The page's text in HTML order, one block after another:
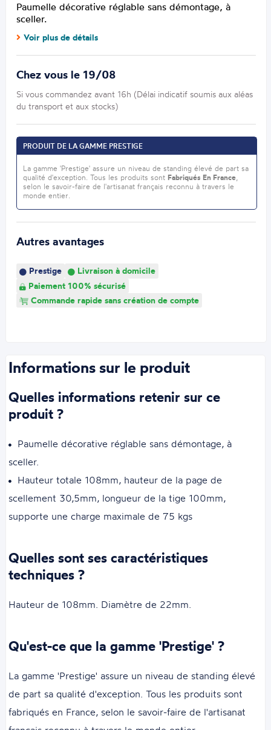
Paumelle décorative réglable sans démontage, à
sceller.
Voir plus de détails
Chez vous le 19/08
Si vous commandez avant 16h (Délai indicatif soumis aux aléas
du transport et aux stocks)
PRODUIT DE LA GAMME PRESTIGE
La gamme 'Prestige' assure un niveau de standing élevé de part sa
qualité d'exception. Tous les produits sont Fabriqués En France,
selon le savoir-faire de l'artisanat français reconnu à travers le
monde entier.
Autres avantages
Prestige
Livraison à domicile
Paiement 100% sécurisé
Commande rapide sans création de compte
Informations sur le produit
Quelles informations retenir sur ce
produit ?
Paumelle décorative réglable sans démontage, à
sceller.
Hauteur totale 108mm, hauteur de la page de
scellement 30,5mm, longueur de la tige 100mm,
supporte une charge maximale de 75 kgs
Quelles sont ses caractéristiques
techniques ?
Hauteur de 108mm. Diamètre de 22mm.
Qu'est-ce que la gamme 'Prestige' ?
La gamme 'Prestige' assure un niveau de standing élevé
de part sa qualité d'exception. Tous les produits sont
fabriqués en France, selon le savoir-faire de l'artisanat